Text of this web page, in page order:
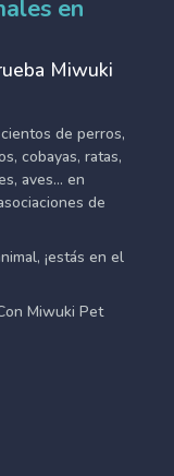
en
Miwuki
de perros,
cobayas, ratas,
aves... en
de
¡estás en el
Miwuki Pet